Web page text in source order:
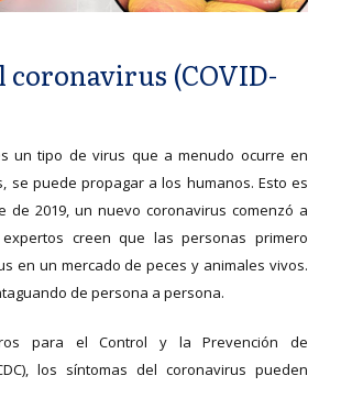
coronavirus (COVID-
un tipo de virus que a menudo ocurre en
se puede propagar a los humanos. Esto es
de 2019, un nuevo coronavirus comenzó a
creen que las personas primero
en un mercado de peces y animales vivos.
de persona a persona.
para el Control y la Prevención de
los síntomas del coronavirus pueden